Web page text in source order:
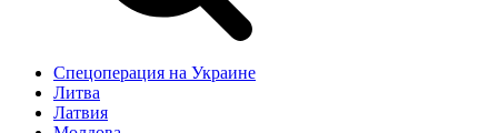
Спецоперация на Украине
Литва
Латвия